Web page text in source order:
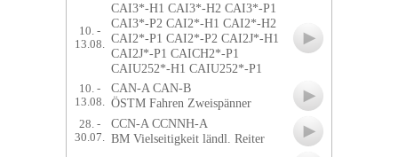
10. -
13.08.
CAI3*-H1 CAI3*-H2 CAI3*-P1
CAI3*-P2 CAI2*-H1 CAI2*-H2
CAI2*-P1 CAI2*-P2 CAI2J*-H1
CAI2J*-P1 CAICH2*-P1
CAIU252*-H1 CAIU252*-P1
10. -
13.08.
CAN-A CAN-B
ÖSTM Fahren Zweispänner
28. -
30.07.
CCN-A CCNNH-A
BM Vielseitigkeit ländl. Reiter